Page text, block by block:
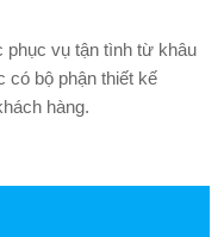
vụ tận tình từ khâu
có bộ phận thiết kế
hàng.